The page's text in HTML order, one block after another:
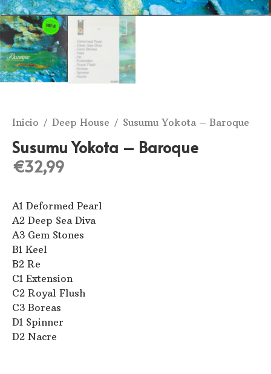
Inicio / Deep House / Susumu Yokota – Baroque
Susumu Yokota – Baroque
€32,99
A1 Deformed Pearl
A2 Deep Sea Diva
A3 Gem Stones
B1 Keel
B2 Re
C1 Extension
C2 Royal Flush
C3 Boreas
D1 Spinner
D2 Nacre